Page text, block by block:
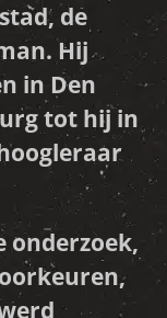
de
Hij
in Den
tot hij in
onderzoek,